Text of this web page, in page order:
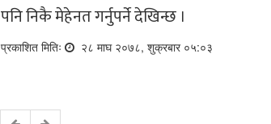
पनि निकै मेहेनत गर्नुपर्ने देखिन्छ ।
प्रकाशित मितिः २८ माघ २०७८, शुक्रबार ०५:०३